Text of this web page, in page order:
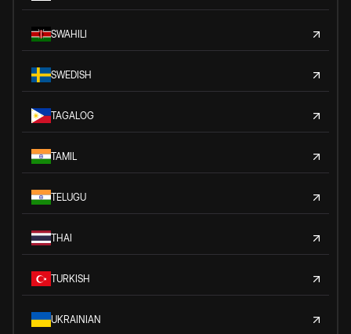
SWAHILI
SWEDISH
TAGALOG
TAMIL
TELUGU
THAI
TURKISH
UKRAINIAN